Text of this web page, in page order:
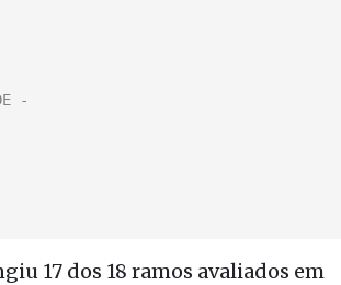
17 dos 18 ramos avaliados em